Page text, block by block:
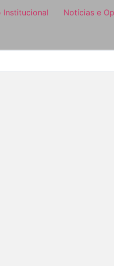
Institucional Notícias e